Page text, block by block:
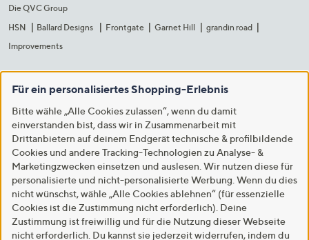
Die QVC Group
HSN
Ballard Designs Frontgate Garnet Hill
grandin road
Improvements
Für ein personalisiertes Shopping-Erlebnis
Bitte wähle „Alle Cookies zulassen“, wenn du damit
einverstanden bist, dass wir in Zusammenarbeit mit
Drittanbietern auf deinem Endgerät technische & profilbildende
Cookies und andere Tracking-Technologien zu Analyse- &
Marketingzwecken einsetzen und auslesen. Wir nutzen diese für
personalisierte und nicht-personalisierte Werbung. Wenn du dies
nicht wünschst, wähle „Alle Cookies ablehnen“ (für essenzielle
Cookies ist die Zustimmung nicht erforderlich). Deine
Zustimmung ist freiwillig und für die Nutzung dieser Webseite
nicht erforderlich. Du kannst sie jederzeit widerrufen, indem du